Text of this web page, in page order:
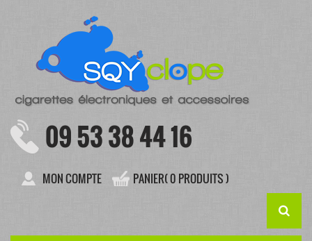
09 53 38 44 16
MON COMPTE PANIER( 0 PRODUITS )